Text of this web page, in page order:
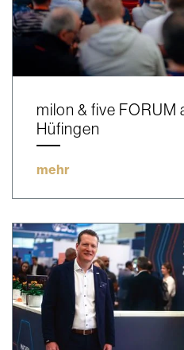
milon & five FORUM
Hüfingen
mehr